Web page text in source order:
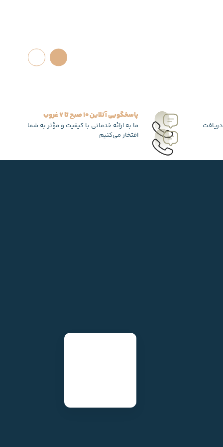
پاسخگویی آنلاین 10 صبح تا 7 غروب
ما به ارائه خدماتی با کیفیت و مؤثر به شما
افتخار می‌کنیم